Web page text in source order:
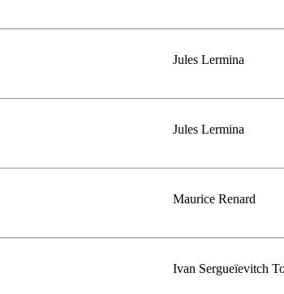
Jules Lermina
Jules Lermina
Maurice Renard
Ivan Sergueïevitch